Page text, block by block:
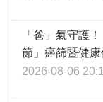
「爸」氣守護
節」癌篩暨健
2026-08-06